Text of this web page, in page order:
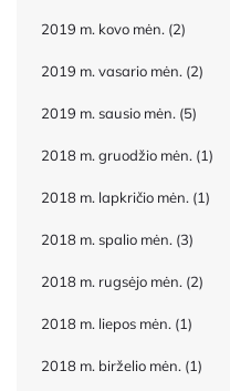
2019 m. kovo mėn. (2)
2019 m. vasario mėn. (2)
2019 m. sausio mėn. (5)
2018 m. gruodžio mėn. (1)
2018 m. lapkričio mėn. (1)
2018 m. spalio mėn. (3)
2018 m. rugsėjo mėn. (2)
2018 m. liepos mėn. (1)
2018 m. birželio mėn. (1)